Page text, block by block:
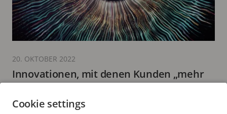
Innovationen, mit denen Kunden „mehr
3 Minuten zum Lesen
20. OKTOBER 2022
Cookie settings